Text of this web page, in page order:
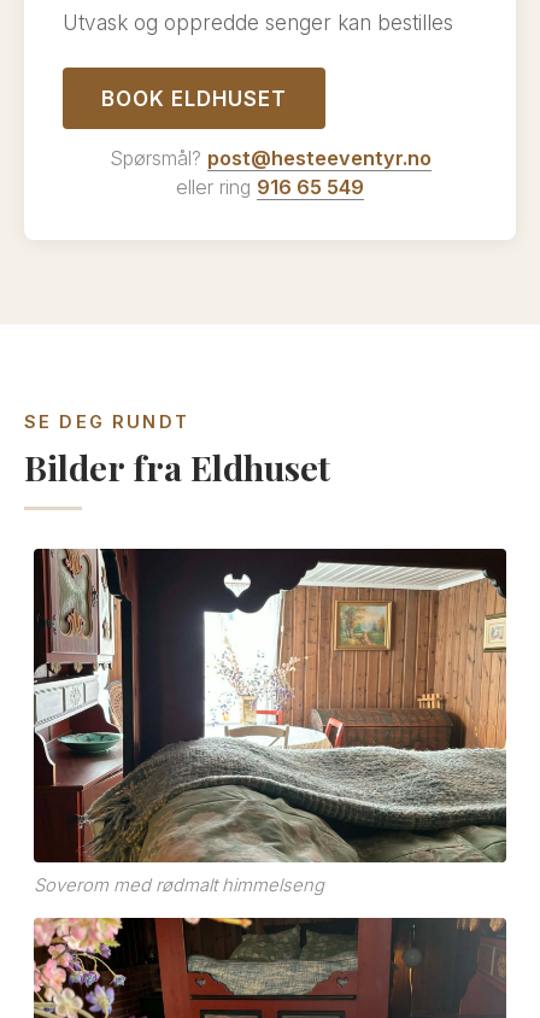
Utvask og oppredde senger kan bestilles
BOOK ELDHUSET
Spørsmål? post@hesteeventyr.no
eller ring 916 65 549
SE DEG RUNDT
Bilder fra Eldhuset
Soverom med rødmalt himmelseng